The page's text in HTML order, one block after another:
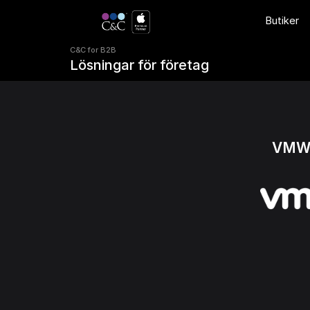
Butiker
C&C for B2B
Lösningar för företag
C&C for B2B
Lösningar för företag